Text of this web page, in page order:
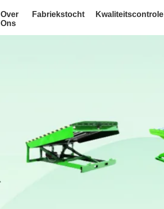
Over
Ons
Fabriekstocht Kwaliteitscontrole